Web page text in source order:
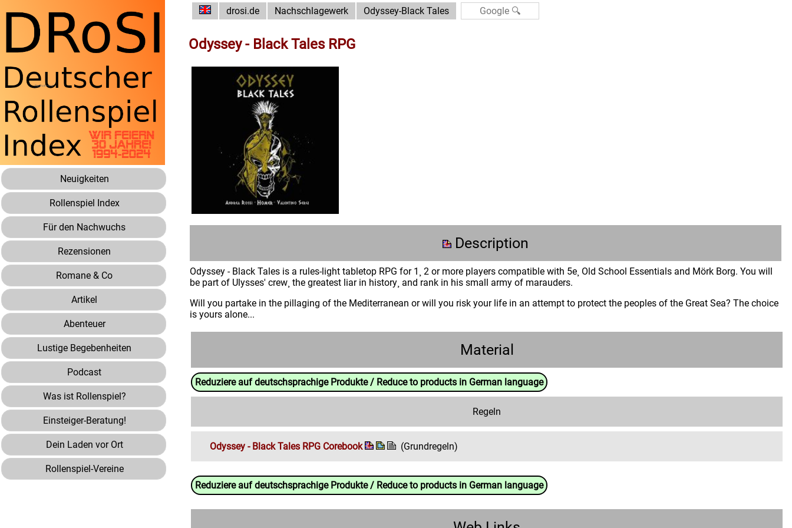
Neuigkeiten
Rollenspiel Index
Für den Nachwuchs
Rezensionen
Romane & Co
Artikel
Abenteuer
Lustige Begebenheiten
Podcast
Was ist Rollenspiel?
Einsteiger-Beratung!
Dein Laden vor Ort
Rollenspiel-Vereine
drosi.de Nachschlagewerk Odyssey-Black Tales
Odyssey - Black Tales RPG
Description
Odyssey - Black Tales is a rules-light tabletop RPG for 1¸ 2 or more players compatible with 5e¸ Old School Essentials and Mörk Borg. You will
be part of Ulysses' crew¸ the greatest liar in history¸ and rank in his small army of marauders.
Will you partake in the pillaging of the Mediterranean or will you risk your life in an attempt to protect the peoples of the Great Sea? The choice
is yours alone...
Material
Reduziere auf deutschsprachige Produkte / Reduce to products in German language
Regeln
Odyssey - Black Tales RPG Corebook (Grundregeln)
Reduziere auf deutschsprachige Produkte / Reduce to products in German language